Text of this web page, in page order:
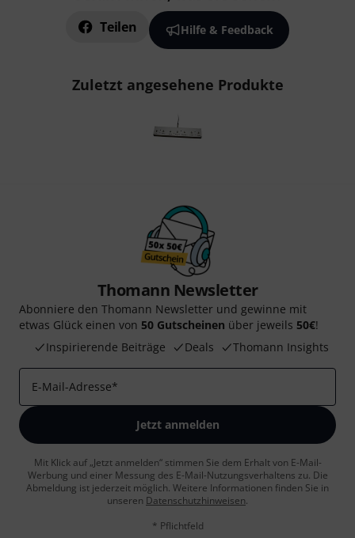
Teilen Hilfe & Feedback
Zuletzt angesehene Produkte
Thomann Newsletter
Abonniere den Thomann Newsletter und gewinne mit
etwas Glück einen von 50 Gutscheinen über jeweils 50€!
Inspirierende Beiträge
Deals Thomann Insights
E-Mail-Adresse*
Jetzt anmelden
Mit Klick auf „Jetzt anmelden“ stimmen Sie dem Erhalt von E-Mail-
Werbung und einer Messung des E-Mail-Nutzungsverhaltens zu. Die
Abmeldung ist jederzeit möglich. Weitere Informationen finden Sie in
unseren Datenschutzhinweisen.
* Pflichtfeld